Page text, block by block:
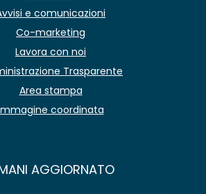
e comunicazioni
Co-marketing
Lavora con noi
Trasparente
Area stampa
coordinata
AGGIORNATO